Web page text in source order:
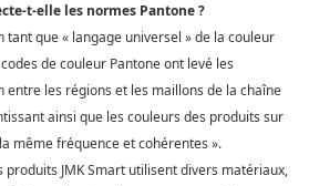
t-elle les normes Pantone ?
tant que « langage universel » de la couleur
de couleur Pantone ont levé les
les régions et les maillons de la chaîne
ainsi que les couleurs des produits sur
même fréquence et cohérentes ».
produits JMK Smart utilisent divers matériaux,